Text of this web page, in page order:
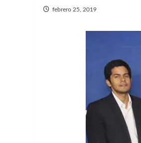
febrero 25, 2019